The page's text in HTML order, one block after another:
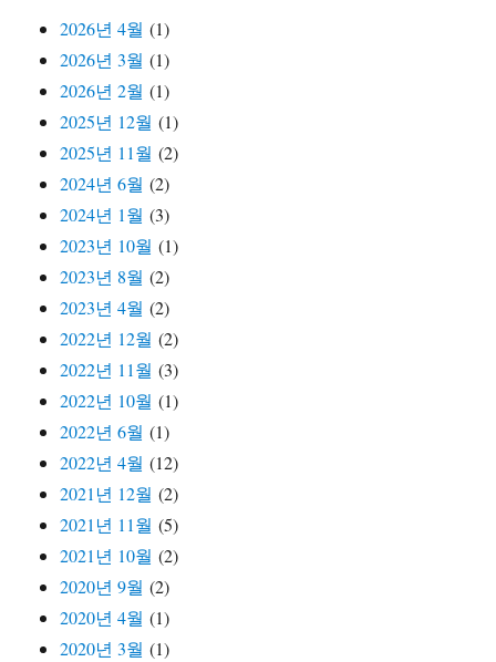
2026년 4월 (1)
2026년 3월 (1)
2026년 2월 (1)
2025년 12월 (1)
2025년 11월 (2)
2024년 6월 (2)
2024년 1월 (3)
2023년 10월 (1)
2023년 8월 (2)
2023년 4월 (2)
2022년 12월 (2)
2022년 11월 (3)
2022년 10월 (1)
2022년 6월 (1)
2022년 4월 (12)
2021년 12월 (2)
2021년 11월 (5)
2021년 10월 (2)
2020년 9월 (2)
2020년 4월 (1)
2020년 3월 (1)